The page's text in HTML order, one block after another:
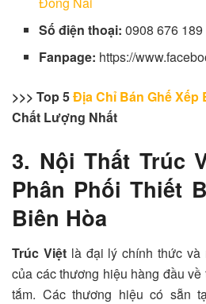
Số điện thoại:0908 676 189
Fanpage: https://
>>> Top 5Địa Chỉ Bán Ghế Xếp
Chất Lượng Nhất
3. Nội Thất Trúc
Phân Phối Thiết
Biên Hòa
Trúc Việt là đại lý chính thức và
của các thương hiệu hàng đầu
tắm. Các thương hiệu có sẵn